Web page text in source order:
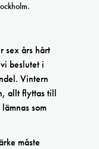
sex års hårt
beslutet i
Vintern
allt flyttas till
lämnas som
måste